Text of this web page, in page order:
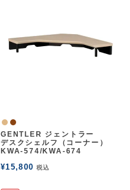
ナチュラル
ウォルナット
GENTLER ジェントラー
デスクシェルフ（コーナー）
KWA-574/KWA-674
¥15,800 税込